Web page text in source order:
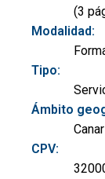
(3
Modalidad:
Tipo:
Ámbito
CPV: